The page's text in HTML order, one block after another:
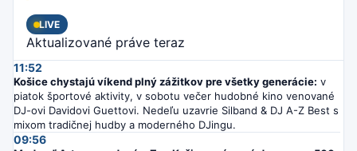
LIVE
Aktualizované práve teraz
11:52
Košice chystajú víkend plný zážitkov pre všetky generácie: v
piatok športové aktivity, v sobotu večer hudobné kino venované
DJ-ovi Davidovi Guettovi. Nedeľu uzavrie Silband & DJ A-Z Best s
mixom tradičnej hudby a moderného DJingu.
09:56